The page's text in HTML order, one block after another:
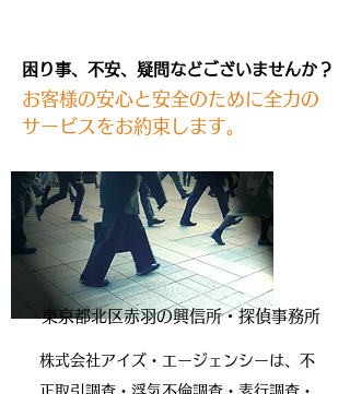
困り事、不安、疑問などございませんか？
お客様の安心と安全のために全力の
サービスをお約束します。
東京都北区赤羽の興信所・探偵事務所
株式会社アイズ・エージェンシーは、不
正取引調査・浮気不倫調査・素行調査・